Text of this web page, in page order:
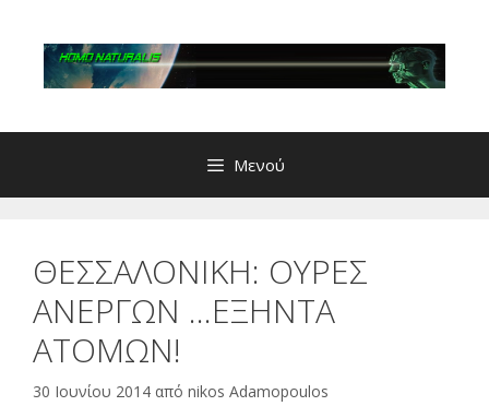
περιεχόμενο
Μενού
ΘΕΣΣΑΛΟΝΙΚΗ: ΟΥΡΕΣ
ΑΝΕΡΓΩΝ …ΕΞΗΝΤΑ
ΑΤΟΜΩΝ!
30 Ιουνίου 2014 από nikos Adamopoulos